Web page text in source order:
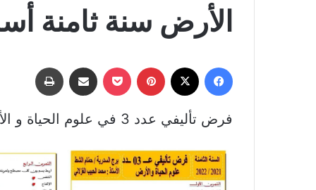
الأرض سنة ثامنة
فيسبوك بينتيريست ‫Pocket مشاركة عبر البريد
فرض تأليفي عدد 3 في علوم الحياة و الأرض سنة ثامنة أساسي الثلاثي الثالث